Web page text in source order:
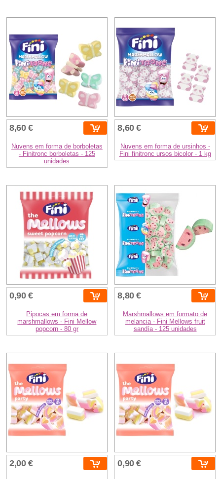
8,60 €
Nuvens em forma de borboletas
- Finitronc borboletas - 125
unidades
8,60 €
Nuvens em forma de ursinhos -
Fini finitronc ursos bicolor - 1 kg
0,90 €
Pipocas em forma de
marshmallows - Fini Mellow
popcorn - 80 gr
8,80 €
Marshmallows em formato de
melancia - Fini Mellows fruit
sandía - 125 unidades
2,00 € 0,90 €